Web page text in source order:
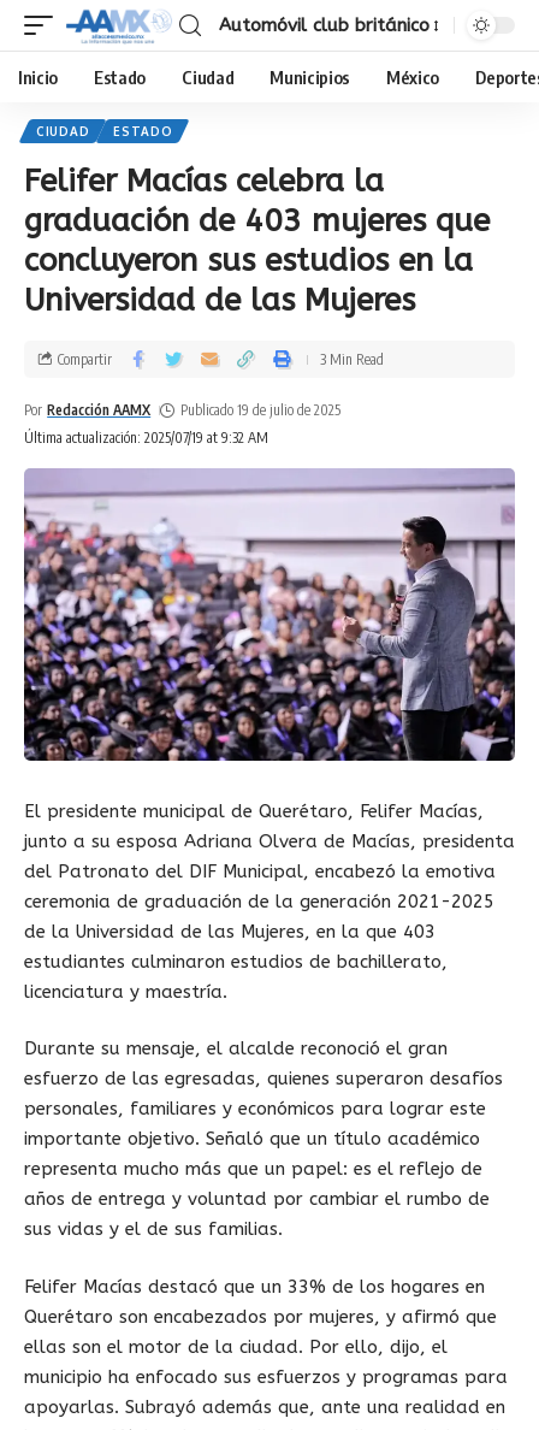
Automóvil club británico
Inicio Estado Ciudad Municipios México
CIUDAD ESTADO
Felifer Macías celebra la
graduación de 403 mujeres que
concluyeron sus estudios en la
Universidad de las Mujeres
Última actualización: 2025/07/19 at 9:32 AM
Por Redacción AAMX Publicado 19 de julio de 2025
Compartir 3 Min Read
El presidente municipal de Querétaro, Felifer Macías,
junto a su esposa Adriana Olvera de Macías, presidenta
del Patronato del DIF Municipal, encabezó la emotiva
ceremonia de graduación de la generación 2021-2025
de la Universidad de las Mujeres, en la que 403
estudiantes culminaron estudios de bachillerato,
licenciatura y maestría.
Durante su mensaje, el alcalde reconoció el gran
esfuerzo de las egresadas, quienes superaron desafíos
personales, familiares y económicos para lograr este
importante objetivo. Señaló que un título académico
representa mucho más que un papel: es el reflejo de
años de entrega y voluntad por cambiar el rumbo de
sus vidas y el de sus familias.
Felifer Macías destacó que un 33% de los hogares en
Querétaro son encabezados por mujeres, y afirmó que
ellas son el motor de la ciudad. Por ello, dijo, el
municipio ha enfocado sus esfuerzos y programas para
apoyarlas. Subrayó además que, ante una realidad en